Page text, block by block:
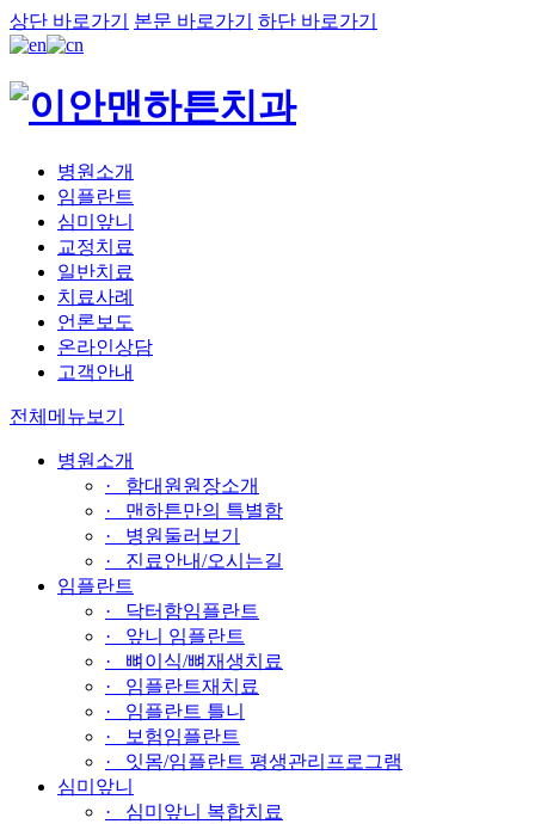
상단 바로가기 본문 바로가기 하단 바로가기
병원소개
임플란트
심미앞니
교정치료
일반치료
치료사례
언론보도
온라인상담
고객안내
전체메뉴보기
병원소개
· 함대원원장소개
· 맨하튼만의 특별함
· 병원둘러보기
· 진료안내/오시는길
임플란트
· 닥터함임플란트
· 앞니 임플란트
· 뼈이식/뼈재생치료
· 임플란트재치료
· 임플란트 틀니
· 보험임플란트
· 잇몸/임플란트 평생관리프로그램
심미앞니
· 심미앞니 복합치료